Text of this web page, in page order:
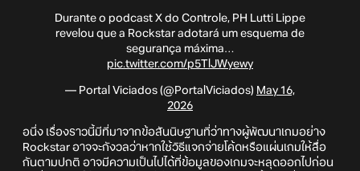
Durante o podcast X do Controle, PH Lutti Lippe
revelou que a Rockstar adotará um esquema de
segurança máxima…
pic.twitter.com/p5TlJWyewy
— Portal Viciados (@PortalViciados) May 16,
2026
อนึ่ง เรื่องราวนี้มีที่มาจากข้อสันนิษฐานที่ว่าทางผู้พัฒนาเกมอย่าง
Rockstar อาจจะกังวลว่าหากใช้วิธีแจกจ่ายโค้ดหรือแผ่นเกมให้สื่อ
กันตามปกติ อาจมีความเป็นไปได้ที่ข้อมูลของเกมจะหลุดออกไปก่อน